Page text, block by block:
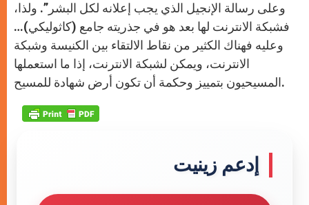
وعلى رسالة الإنجيل الذي يجب إعلانه لكل البشر”. ولذا،
فشبكة الانترنت لها بعد هو في جذريته جامع (كاثوليكي)…
وعليه فهناك الكثير من نقاط الالتقاء بين الكنيسة وشبكة
الانترنت، ويمكن لشبكة الانترنت، إذا ما استعملها
المسيحيون بتمييز وحكمة أن تكون أرض شهادة للمسيح.
إدعم زينيت